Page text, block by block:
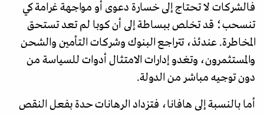
فالشركات لا تحتاج إلى خسارة دعوى أو مواجهة غرامة كي
تنسحب؛ قد تخلص ببساطة إلى أن كوبا لم تعد تستحق
المخاطرة. عندئذ، تتراجع البنوك وشركات التأمين والشحن
والمستثمرون، وتغدو إدارات الامتثال أدوات للسياسة من
دون توجيه مباشر من الدولة.
أما بالنسبة إلى هافانا، فتزداد الرهانات حدة بفعل النقص